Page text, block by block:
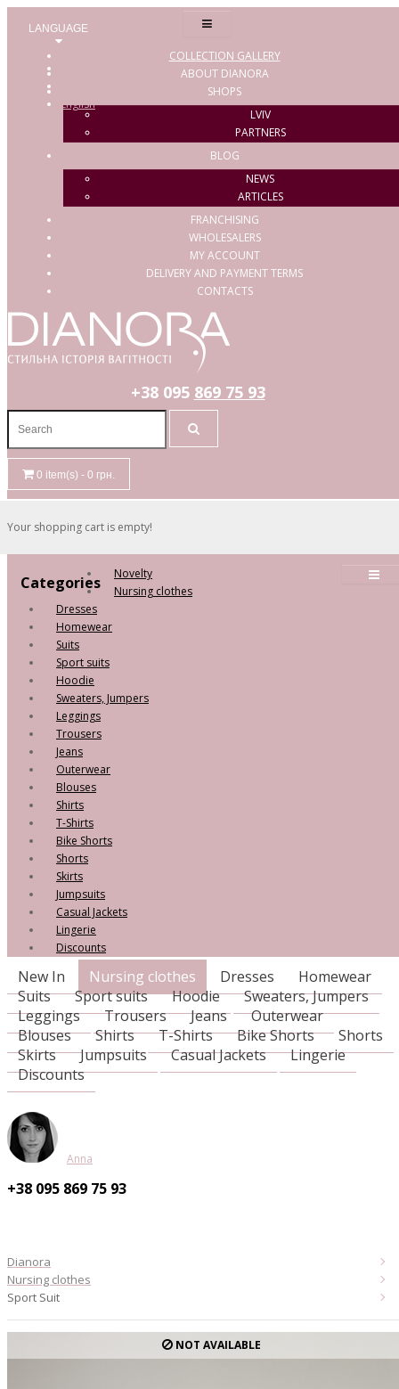
LANGUAGE
English
≡
COLLECTION GALLERY
ABOUT DIANORA
SHOPS
LVIV
PARTNERS
BLOG
NEWS
ARTICLES
FRANCHISING
WHOLESALERS
MY ACCOUNT
DELIVERY AND PAYMENT TERMS
CONTACTS
+38 095 869 75 93
0 item(s) - 0 грн.
Your shopping cart is empty!
Categories
Novelty
Nursing clothes
Dresses
Homewear
Suits
Sport suits
Hoodie
Sweaters, Jumpers
Leggings
Trousers
Jeans
Outerwear
Blouses
Shirts
T-Shirts
Bike Shorts
Shorts
Skirts
Jumpsuits
Casual Jackets
Lingerie
Discounts
New In Nursing clothes Dresses
Homewear
Suits
Sport suits Hoodie
Sweaters, Jumpers
Leggings
Trousers Jeans
Outerwear
Blouses
Shirts T-Shirts Bike Shorts
Shorts
Skirts
Jumpsuits Casual Jackets
Lingerie
Discounts
Anna
+38 095 869 75 93
Dianora
Nursing clothes
Sport Suit
NOT AVAILABLE